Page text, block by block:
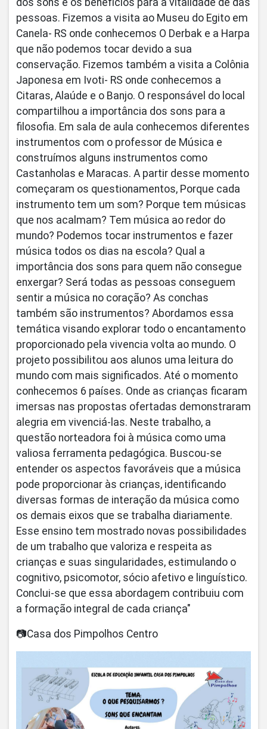
pessoas. Fizemos a visita ao Museu do Egito em
Canela- RS onde conhecemos O Derbak e a Harpa
que não podemos tocar devido a sua
conservação. Fizemos também a visita a Colônia
Japonesa em Ivoti- RS onde conhecemos a
Citaras, Alaúde e o Banjo. O responsável do local
compartilhou a importância dos sons para a
filosofia. Em sala de aula conhecemos diferentes
instrumentos com o professor de Música e
construímos alguns instrumentos como
Castanholas e Maracas. A partir desse momento
começaram os questionamentos, Porque cada
instrumento tem um som? Porque tem músicas
que nos acalmam? Tem música ao redor do
mundo? Podemos tocar instrumentos e fazer
música todos os dias na escola? Qual a
importância dos sons para quem não consegue
enxergar? Será todas as pessoas conseguem
sentir a música no coração? As conchas
também são instrumentos? Abordamos essa
temática visando explorar todo o encantamento
proporcionado pela vivencia volta ao mundo. O
projeto possibilitou aos alunos uma leitura do
mundo com mais significados. Até o momento
conhecemos 6 países. Onde as crianças ficaram
imersas nas propostas ofertadas demonstraram
alegria em vivenciá-las. Neste trabalho, a
questão norteadora foi à música como uma
valiosa ferramenta pedagógica. Buscou-se
entender os aspectos favoráveis que a música
pode proporcionar às crianças, identificando
diversas formas de interação da música como
os demais eixos que se trabalha diariamente.
Esse ensino tem mostrado novas possibilidades
de um trabalho que valoriza e respeita as
crianças e suas singularidades, estimulando o
cognitivo, psicomotor, sócio afetivo e linguístico.
Conclui-se que essa abordagem contribuiu com
a formação integral de cada criança"
📷Casa dos Pimpolhos Centro